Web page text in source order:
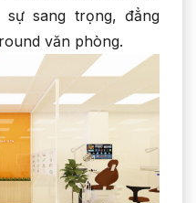
sang trọng, đẳng
văn phòng.